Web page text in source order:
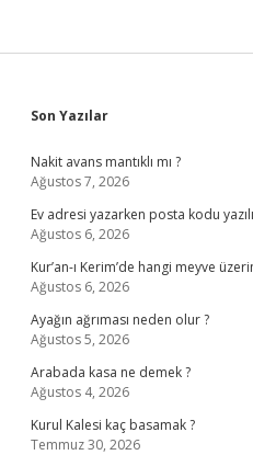
Sidebar
Son Yazılar
Nakit avans mantıklı mı ?
Ağustos 7, 2026
Ev adresi yazarken posta kodu
Ağustos 6, 2026
Kur’an-ı Kerim’de hangi meyve
Ağustos 6, 2026
Ayağın ağrıması neden olur ?
Ağustos 5, 2026
Arabada kasa ne demek ?
Ağustos 4, 2026
Kurul Kalesi kaç basamak ?
Temmuz 30, 2026